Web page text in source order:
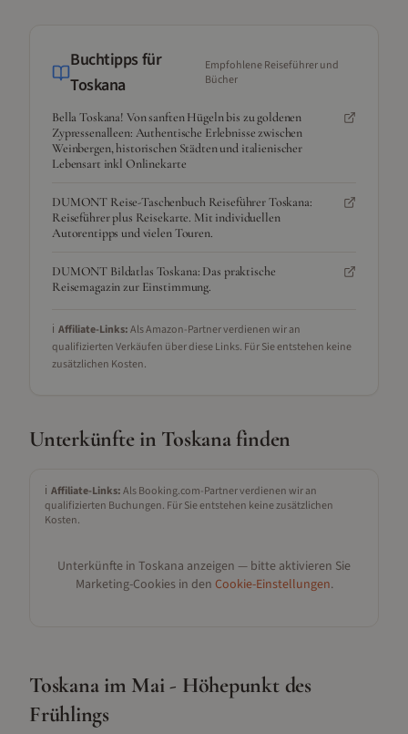
Buchtipps für
Toskana
Empfohlene Reiseführer und
Bücher
Bella Toskana! Von sanften Hügeln bis zu goldenen
Zypressenalleen: Authentische Erlebnisse zwischen
Weinbergen, historischen Städten und italienischer
Lebensart inkl Onlinekarte
DUMONT Reise-Taschenbuch Reiseführer Toskana:
Reiseführer plus Reisekarte. Mit individuellen
Autorentipps und vielen Touren.
DUMONT Bildatlas Toskana: Das praktische
Reisemagazin zur Einstimmung.
ℹ️ Affiliate-Links:Als Amazon-Partner verdienen wir an
qualifizierten Verkäufen über diese Links. Für Sie entstehen keine
zusätzlichen Kosten.
Unterkünfte in Toskanafinden
ℹ️ Affiliate-Links:Als Booking.com-Partner verdienen wir an
qualifizierten Buchungen. Für Sie entstehen keine zusätzlichen
Kosten.
Unterkünfte in Toskana anzeigen — bitte aktivieren Sie
Marketing-Cookies in den Cookie-Einstellungen.
Toskana im Mai - Höhepunkt des
Frühlings